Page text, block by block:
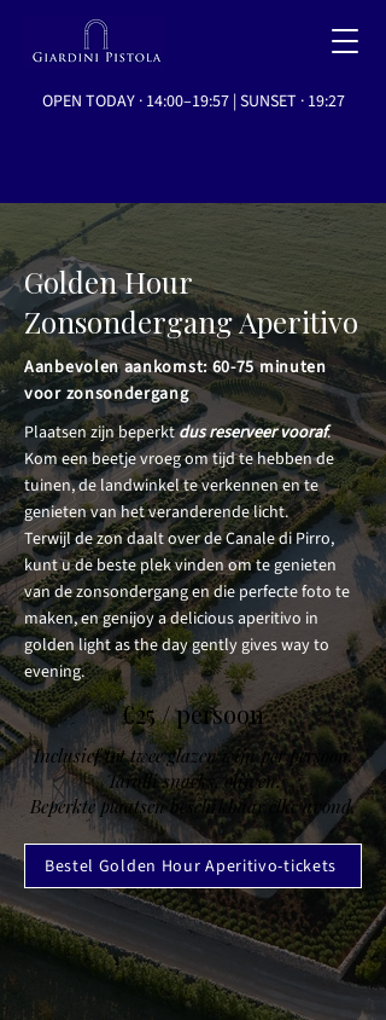
OPEN TODAY · 14:00–19:57 | SUNSET · 19:27
Golden Hour
Zonsondergang Aperitivo
Aanbevolen aankomst: 60-75 minuten
voor zonsondergang
Plaatsen zijn beperktdus reserveer vooraf.
Kom een beetje vroeg om tijd te hebben de
tuinen, de landwinkel te verkennen en te
genieten van het veranderende licht.
Terwijl de zon daalt over de Canale di Pirro,
kunt u de beste plek vinden om te genieten
van de zonsondergang en die perfecte foto te
maken, en genijoy a delicious aperitivo in
golden light as the day gently gives way to
evening.
€25 / persoon
Inclusief tot twee glazen wijn per persoon.
Taralli snacks, olijven.
Beperkte plaatsen beschikbaar elke avond.
Bestel Golden Hour Aperitivo-tickets